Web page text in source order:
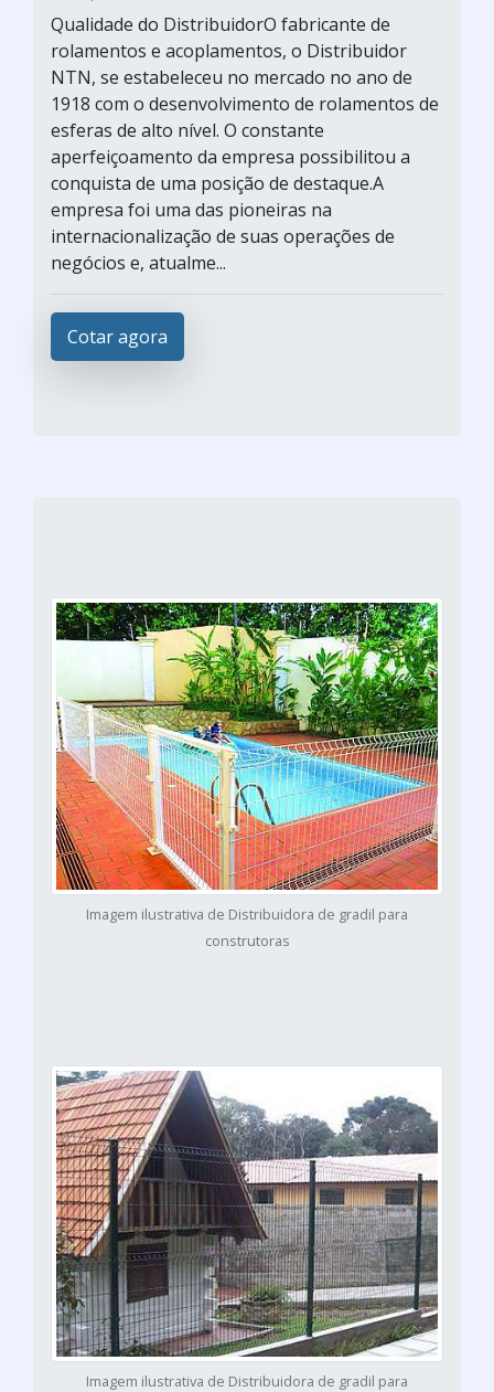
Qualidade do DistribuidorO fabricante de
rolamentos e acoplamentos, o Distribuidor
NTN, se estabeleceu no mercado no ano de
1918 com o desenvolvimento de rolamentos de
esferas de alto nível. O constante
aperfeiçoamento da empresa possibilitou a
conquista de uma posição de destaque.A
empresa foi uma das pioneiras na
internacionalização de suas operações de
negócios e, atualme...
Cotar agora
Imagem ilustrativa de Distribuidora de gradil para
construtoras
Imagem ilustrativa de Distribuidora de gradil para